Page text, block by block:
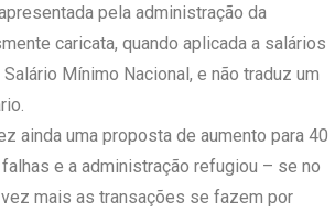
pela administração da
caricata, quando aplicada a salários
Mínimo Nacional, e não traduz um
ainda uma proposta de aumento para 40
e a administração refugiou – se no
mais as transações se fazem por